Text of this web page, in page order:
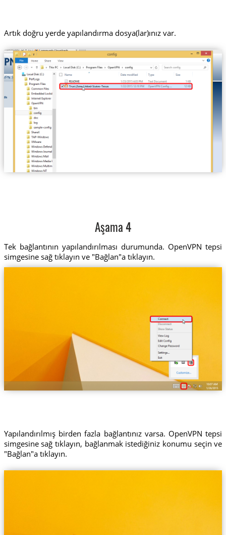
Artık doğru yerde yapılandırma dosya(lar)ınız var.
Trust.Zone-United-States-Texas
Aşama 4
Tek bağlantının yapılandırılması durumunda. OpenVPN tepsi
simgesine sağ tıklayın ve "Bağlan"a tıklayın.
Yapılandırılmış birden fazla bağlantınız varsa. OpenVPN tepsi
simgesine sağ tıklayın, bağlanmak istediğiniz konumu seçin ve
"Bağlan"a tıklayın.